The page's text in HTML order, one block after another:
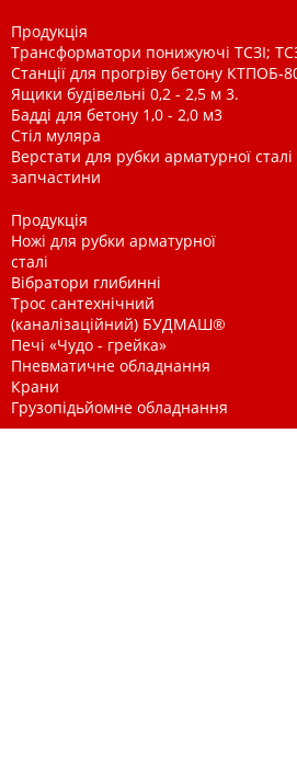
Продукція
Трансформатори понижуючі ТСЗІ;
Станції для прогріву бетону КТПОБ-
Ящики будівельні 0,2 - 2,5 м 3.
Бадді для бетону 1,0 - 2,0 м3
Стіл муляра
Верстати для рубки арматурної
запчастини
Продукція
Ножі для рубки арматурної
сталі
Вібратори глибинні
Трос сантехнічний
(каналізаційний) БУДМАШ®
Печі «Чудо - грейка»
Пневматичне обладнання
Крани
Грузопідьйомне обладнання